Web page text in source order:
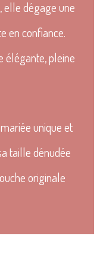
elle dégage une
en confiance.
élégante, pleine
unique et
taille dénudée
originale